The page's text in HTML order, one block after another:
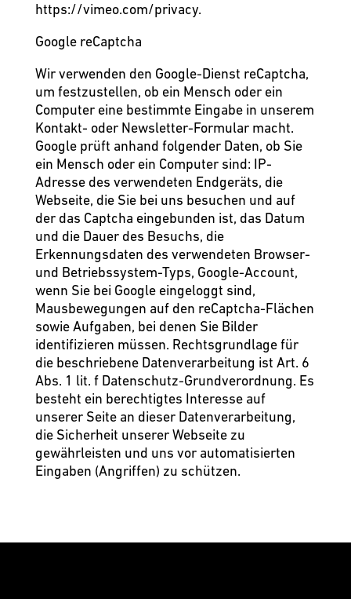
https://vimeo.com/privacy.
Google reCaptcha
Wir verwenden den Google-Dienst reCaptcha,
um festzustellen, ob ein Mensch oder ein
Computer eine bestimmte Eingabe in unserem
Kontakt- oder Newsletter-Formular macht.
Google prüft anhand folgender Daten, ob Sie
ein Mensch oder ein Computer sind: IP-
Adresse des verwendeten Endgeräts, die
Webseite, die Sie bei uns besuchen und auf
der das Captcha eingebunden ist, das Datum
und die Dauer des Besuchs, die
Erkennungsdaten des verwendeten Browser-
und Betriebssystem-Typs, Google-Account,
wenn Sie bei Google eingeloggt sind,
Mausbewegungen auf den reCaptcha-Flächen
sowie Aufgaben, bei denen Sie Bilder
identifizieren müssen. Rechtsgrundlage für
die beschriebene Datenverarbeitung ist Art. 6
Abs. 1 lit. f Datenschutz-Grundverordnung. Es
besteht ein berechtigtes Interesse auf
unserer Seite an dieser Datenverarbeitung,
die Sicherheit unserer Webseite zu
gewährleisten und uns vor automatisierten
Eingaben (Angriffen) zu schützen.